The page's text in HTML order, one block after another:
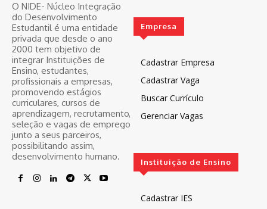
O NIDE- Núcleo Integração
do Desenvolvimento
Estudantil é uma entidade
privada que desde o ano
2000 tem objetivo de
integrar Instituições de
Ensino, estudantes,
profissionais a empresas,
promovendo estágios
curriculares, cursos de
aprendizagem, recrutamento,
seleção e vagas de emprego
junto a seus parceiros,
possibilitando assim,
desenvolvimento humano.
Empresa
Cadastrar Empresa
Cadastrar Vaga
Buscar Currículo
Gerenciar Vagas
Instituição de Ensino
Cadastrar IES